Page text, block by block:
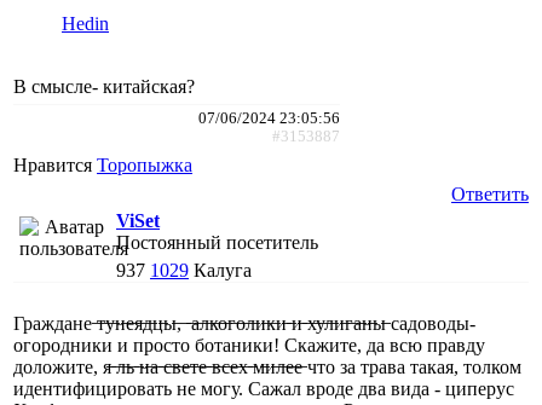
Hedin
В смысле- китайская?
07/06/2024 23:05:56
#3153887
Нравится Торопыжка
Ответить
ViSet
Постоянный посетитель
937 1029 Калуга
Граждане ̶т̶у̶н̶е̶я̶д̶ц̶ы̶, ̶ ̶а̶л̶к̶о̶г̶о̶л̶и̶к̶и̶ ̶и̶ ̶х̶у̶л̶и̶г̶а̶н̶ы̶ садоводы-
огородники и просто ботаники! Скажите, да всю правду
доложите, я̶ ̶л̶ь̶ ̶н̶а̶ ̶с̶в̶е̶т̶е̶ ̶в̶с̶е̶х̶ ̶м̶и̶л̶е̶е̶ что за трава такая, толком
идентифицировать не могу. Сажал вроде два вида - циперус